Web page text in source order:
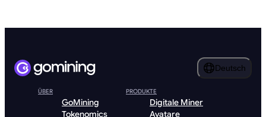
Deutsch
ÜBER
GoMining
Tokenomics
PRODUKTE
Digitale Miner
Avatare